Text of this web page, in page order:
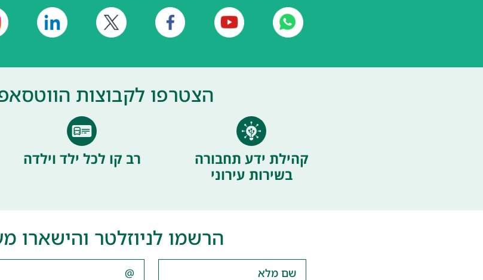
הצטרפו לקבוצות
קהילת ידע תחבורה
בשירות עירוני
רב קו לכל ילד וילדה
הרשמו לניוזלטר והישארו